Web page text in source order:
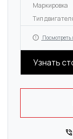
Маркировка
Тип
Узнать